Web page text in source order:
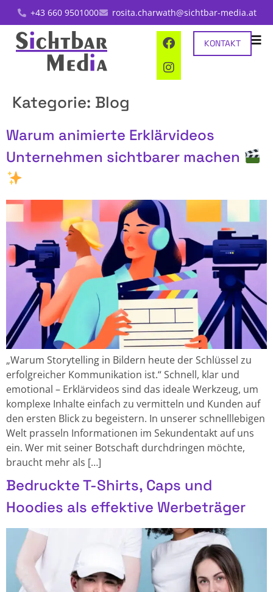
+43 660 9501000 rosita.charwath@sichtbar-media.at
KONTAKT
Kategorie: Blog
Warum animierte Erklärvideos
Unternehmen sichtbarer machen
„Warum Storytelling in Bildern heute der Schlüssel zu
erfolgreicher Kommunikation ist.“ Schnell, klar und
emotional – Erklärvideos sind das ideale Werkzeug, um
komplexe Inhalte einfach zu vermitteln und Kunden auf
den ersten Blick zu begeistern. In unserer schnelllebigen
Welt prasseln Informationen im Sekundentakt auf uns
ein. Wer mit seiner Botschaft durchdringen möchte,
braucht mehr als […]
Bedruckte T-Shirts, Caps und
Hoodies als effektive Werbeträger